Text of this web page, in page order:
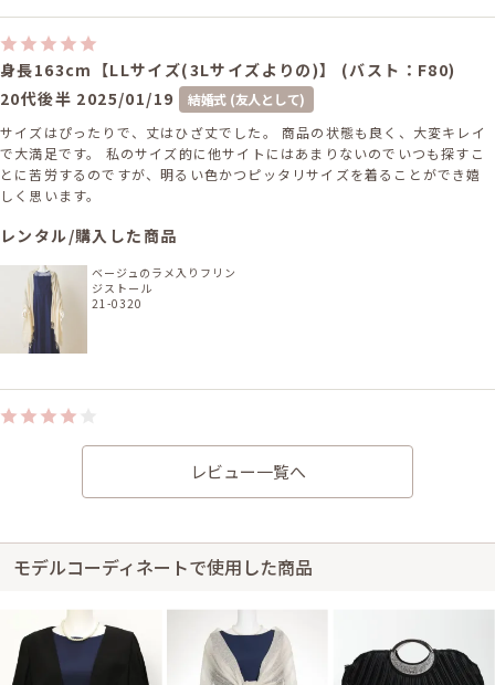
身長163cm【LLサイズ(3Lサイズよりの)】 (バスト：F80)
20代後半 2025/01/19
結婚式 (友人として)
サイズはぴったりで、丈はひざ丈でした。 商品の状態も良く、大変キレイ
で大満足です。 私のサイズ的に他サイトにはあまりないのでいつも探すこ
とに苦労するのですが、明るい色かつピッタリサイズを着ることができ嬉
しく思います。
レンタル/購入した商品
ベージュのラメ入りフリン
ジストール
21-0320
身長150cm【Mサイズ(Lサイズよりの)】
結婚式 (友人として)
サイズはやや大きかったです。 全面の「ひだ(レース)」のところが綺麗に
レンタル/購入した商品
21-0229
レビュー一覧へ
モデルコーディネートで使用した商品